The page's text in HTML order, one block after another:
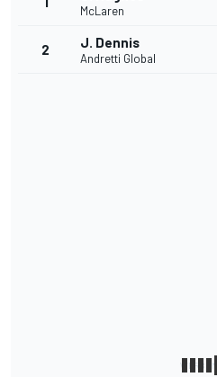
McLaren
2 J. Dennis
Andretti Global